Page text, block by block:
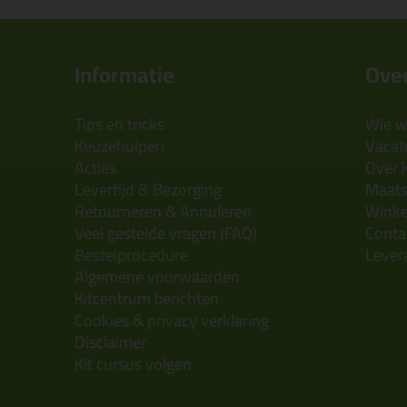
Informatie
Tips en tricks
Keuzehulpen
Acties
Levertijd & Bezorging
Retourneren & Annuleren
Veel gestelde vragen (FAQ)
Bestelprocedure
Algemene voorwaarden
Kitcentrum berichten
Cookies & privacy verklaring
Disclaimer
Kit cursus volgen
Wie
Over